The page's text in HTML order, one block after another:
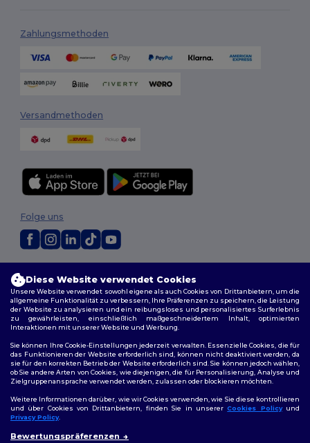
Zahlungsmethoden
Versandmethoden
Allgemeine Geschäftsbedingungen|Personalisierungsrichtlinien
Datenschutzbestimmungen|Cookie-Richtlinie|Site Map
Folge uns
Berlin| Hamburg |München| Köln|Frankfurt Dortmund
Diese Website verwendet Cookies
Unsere Website verwendet sowohl eigene als auch Cookies von Drittanbietern, um die
allgemeine Funktionalität zu verbessern, Ihre Präferenzen zu speichern, die Leistung
der Website zu analysieren und ein reibungsloses und personalisiertes Surferlebnis
zu gewährleisten, einschließlich maßgeschneidertem Inhalt, optimierten
Interaktionen mit unserer Website und Werbung.
Sie können Ihre Cookie-Einstellungen jederzeit verwalten. Essenzielle Cookies, die für
das Funktionieren der Website erforderlich sind, können nicht deaktiviert werden, da
sie für den korrekten Betrieb der Website erforderlich sind. Sie können jedoch wählen,
ob Sie andere Arten von Cookies, wie diejenigen, die für Personalisierung, Analyse und
Zielgruppenansprache verwendet werden, zulassen oder blockieren möchten.
Weitere Informationen darüber, wie wir Cookies verwenden, wie Sie diese kontrollieren
und über Cookies von Drittanbietern, finden Sie in unsererCookies Policyund
Privacy Policy.
Bewertungspräferenzen